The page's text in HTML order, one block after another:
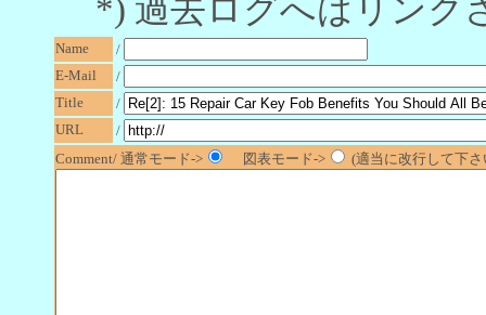
*) 過去ログへはリンク
Name
/
E-Mail
/
Title
/
URL
/
Comment/ 通常モード->
図表モード-> (適当に改行して下